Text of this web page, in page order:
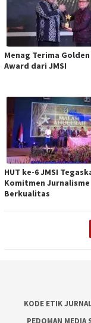
Menag Terima
Award dari JMSI
HUT ke-6 JMSI
Komitmen Jurnalisme
Berkualitas
KODE ETIK
PEDOMAN MEDIA